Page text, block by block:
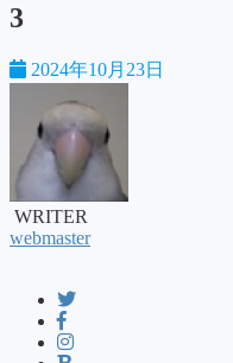
3
2024年10月23日
WRITER
webmaster